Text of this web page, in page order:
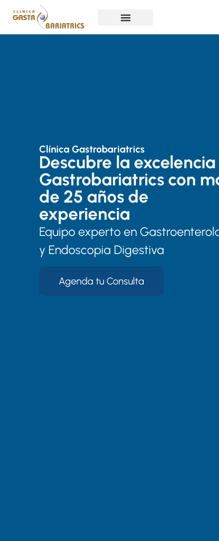
Clínica Gastrobariatrics
Descubre la
Gastrobariatrics con
de 25 años de
experiencia
Equipo experto en
y Endoscopia Digestiva
Agenda tu Consulta